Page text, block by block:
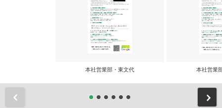
本社営業部・東文代 本社営業